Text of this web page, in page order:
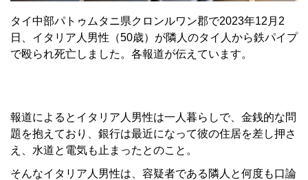
タイ中部パトゥムタニ県クロンルワン郡で2023年12月2
日、イタリア人男性（50歳）が隣人のタイ人から鉄パイプ
で殴られ死亡しました。各報道が伝えています。
報道によるとイタリア人男性は一人暮らしで、金銭的な問
題を抱えており、銀行は最近になって彼の住居を差し押さ
え、水道と電気も止まったとのこと。
そんなイタリア人男性は、容疑者である隣人と何度も口論